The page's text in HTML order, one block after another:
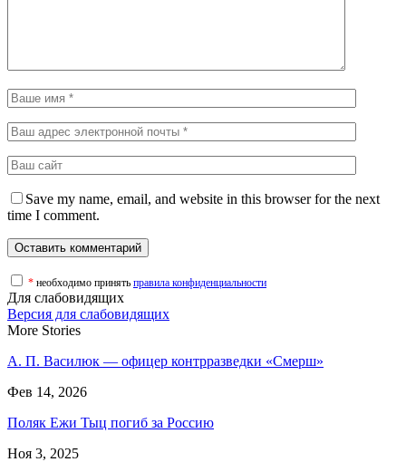
Save my name, email, and website in this browser for the next
time I comment.
* необходимо принять правила конфиденциальности
Для слабовидящих
Версия для слабовидящих
More Stories
А. П. Василюк — офицер контрразведки «Смерш»
Фев 14, 2026
Поляк Ежи Тыц погиб за Россию
Ноя 3, 2025